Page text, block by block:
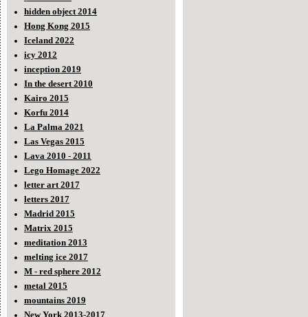
hidden object 2014
Hong Kong 2015
Iceland 2022
icy 2012
inception 2019
In the desert 2010
Kairo 2015
Korfu 2014
La Palma 2021
Las Vegas 2015
Lava 2010 - 2011
Lego Homage 2022
letter art 2017
letters 2017
Madrid 2015
Matrix 2015
meditation 2013
melting ice 2017
M - red sphere 2012
metal 2015
mountains 2019
New York 2013-2017